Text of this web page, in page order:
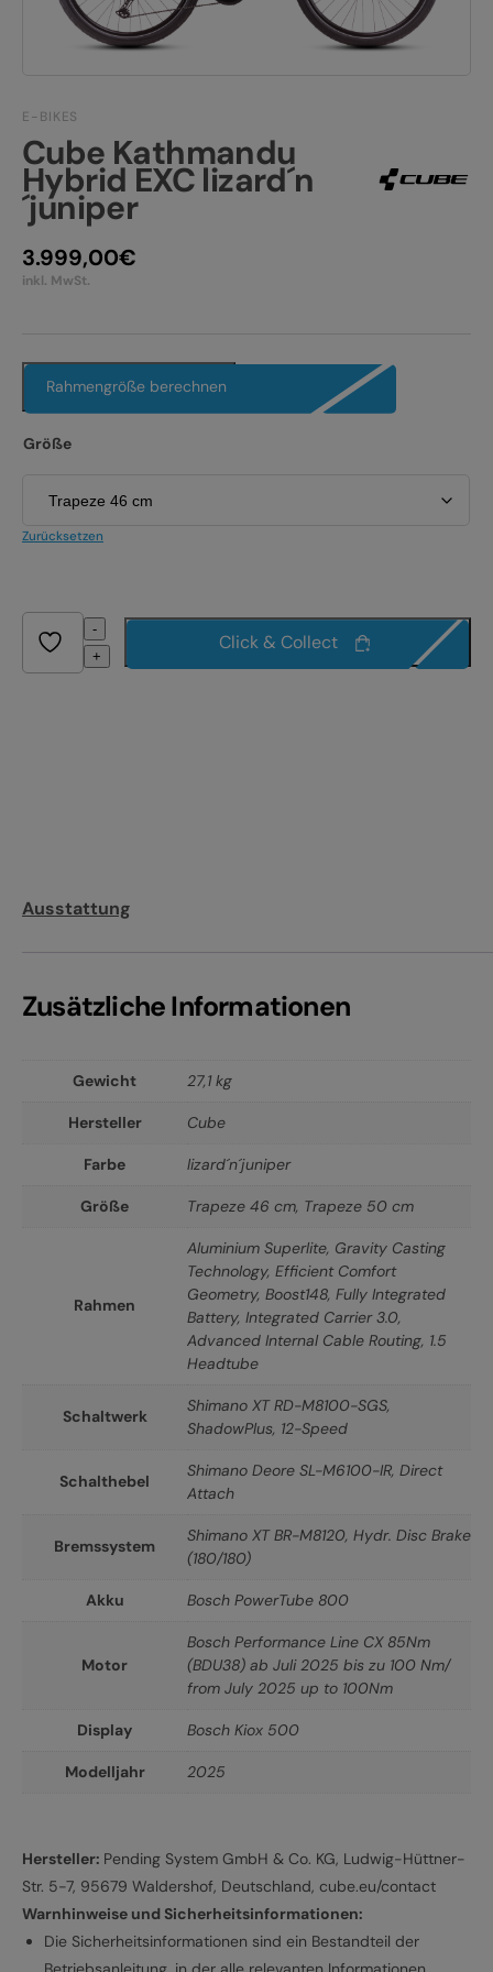
Alle entdecken
E-BIKE TOUR
Alle entdecken
TEAM/JOBS
E-BIKES
Cube Kathmandu
Hybrid EXC lizard´n
´juniper
3.999,00€
inkl. MwSt.
Rahmengröße berechnen
Größe
Zurücksetzen
-
+
Click & Collect
Ausstattung
Zusätzliche Informationen
Gewicht 27,1 kg
Hersteller Cube
Farbe lizard´n´juniper
Größe Trapeze 46 cm, Trapeze 50 cm
Rahmen
Aluminium Superlite, Gravity Casting
Technology, Efficient Comfort
Geometry, Boost148, Fully Integrated
Battery, Integrated Carrier 3.0,
Advanced Internal Cable Routing, 1.5
Headtube
Schaltwerk
Shimano XT RD-M8100-SGS,
ShadowPlus, 12-Speed
Schalthebel
Shimano Deore SL-M6100-IR, Direct
Attach
Bremssystem
Shimano XT BR-M8120, Hydr. Disc Brake
(180/180)
Akku Bosch PowerTube 800
Motor
Bosch Performance Line CX 85Nm
(BDU38) ab Juli 2025 bis zu 100 Nm/
from July 2025 up to 100Nm
Display Bosch Kiox 500
Modelljahr 2025
Hersteller: Pending System GmbH & Co. KG, Ludwig-Hüttner-
Str. 5-7, 95679 Waldershof, Deutschland, cube.eu/contact
Warnhinweise und Sicherheitsinformationen:
Die Sicherheitsinformationen sind ein Bestandteil der